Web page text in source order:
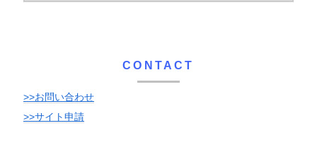
CONTACT
>>お問い合わせ
>>サイト申請